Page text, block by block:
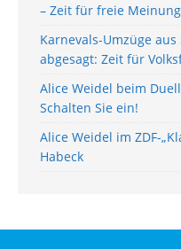
– Zeit für freie
Karnevals-Umzüge
abgesagt: Zeit für
Alice Weidel beim
Schalten Sie ein!
Alice Weidel im ZDF-
Habeck